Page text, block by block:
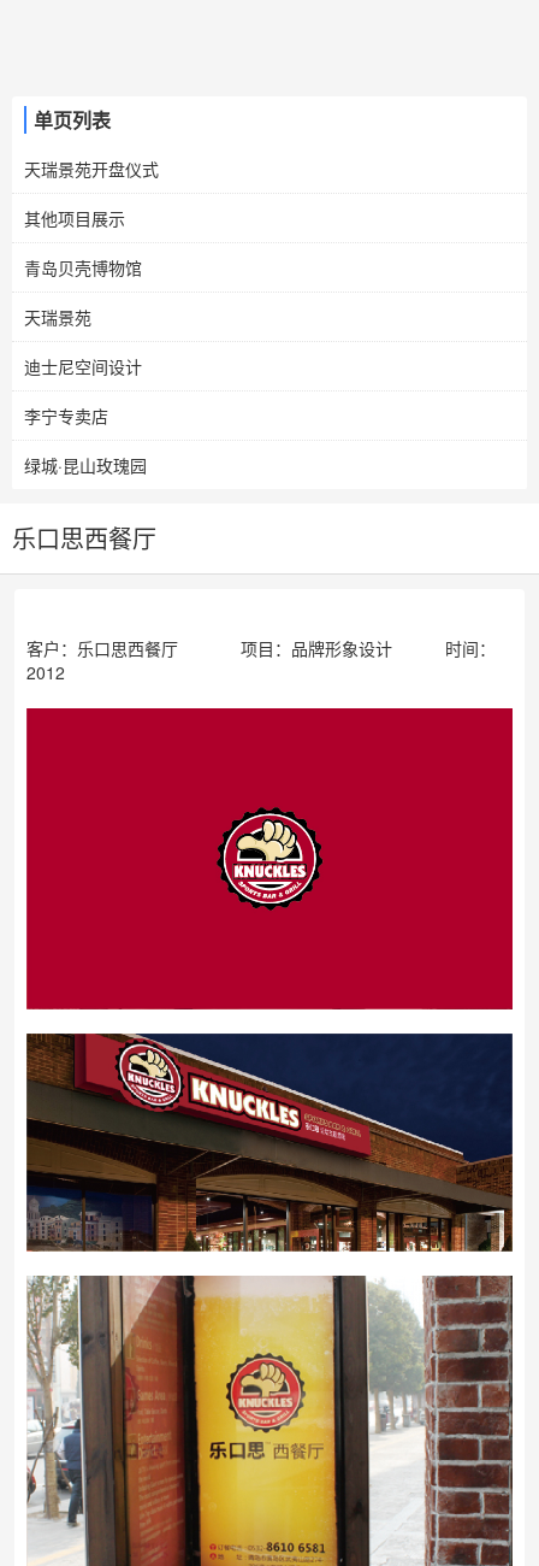
单页列表
天瑞景苑开盘仪式
其他项目展示
青岛贝壳博物馆
天瑞景苑
迪士尼空间设计
李宁专卖店
绿城·昆山玫瑰园
乐口思西餐厅
客户：乐口思西餐厅 项目：品牌形象设计 时间：
2012